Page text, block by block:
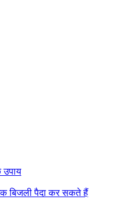
उपाय
बिजली पैदा कर सकते हैं